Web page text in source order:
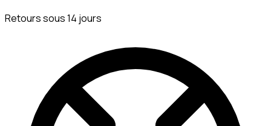
Retours sous 14 jours